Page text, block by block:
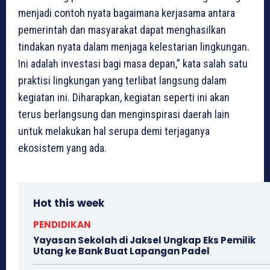
menjadi contoh nyata bagaimana kerjasama antara
pemerintah dan masyarakat dapat menghasilkan
tindakan nyata dalam menjaga kelestarian lingkungan.
Ini adalah investasi bagi masa depan,” kata salah satu
praktisi lingkungan yang terlibat langsung dalam
kegiatan ini. Diharapkan, kegiatan seperti ini akan
terus berlangsung dan menginspirasi daerah lain
untuk melakukan hal serupa demi terjaganya
ekosistem yang ada.
Hot this week
PENDIDIKAN
Yayasan Sekolah di Jaksel Ungkap Eks Pemilik
Utang ke Bank Buat Lapangan Padel